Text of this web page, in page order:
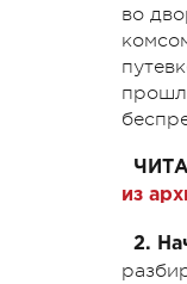
во
из
2.